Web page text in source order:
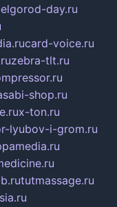
day.ru
card-voice.ru
zebra-tlt.ru
shop.ru
x-ton.ru
lyubov-i-grom.ru
tutmassage.ru